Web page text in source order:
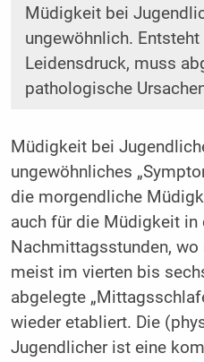
Müdigkeit bei
ungewöhnlich.
Leidensdruck, muss
pathologische
Müdigkeit bei
ungewöhnliches
die morgendliche
auch für die Müdigkeit in
Nachmittagsstunden,
meist im vierten bis
abgelegte
wieder etabliert. Die
Jugendlicher ist eine